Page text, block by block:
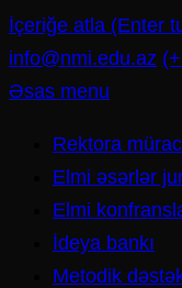
İçeriğe atla (Enter
info@nmi.edu.az
Əsas menu
Rektora
Elmi əsərlər
Elmi
İdeya bankı
Metodik